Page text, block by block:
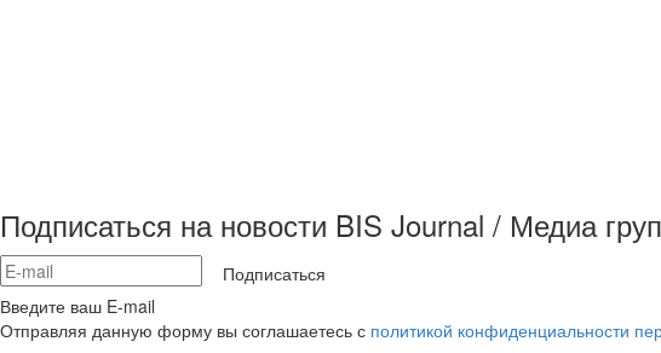
Подписаться на новости BIS Journal / Медиа
Подписаться
Введите ваш E-mail
Отправляя данную форму вы соглашаетесь с политикой конфиденциальности